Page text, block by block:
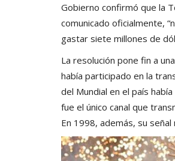
Gobierno confirmó que la
comunicado oficialmente,
gastar siete millones de
La resolución pone fin a
había participado en la
del Mundial en el país
fue el único canal que
En 1998, además, su